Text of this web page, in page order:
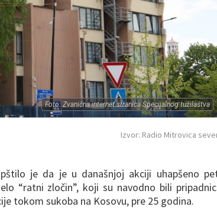
Foto: Zvanična internet stranica Specijalnog tužilaštva
Izvor: Radio Mitrovica
je da je u današnjoj akciji uhapšeno
“ratni zločin”, koji su navodno bili
tokom sukoba na Kosovu, pre 25 godina.